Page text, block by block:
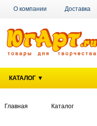
О компании Доставка
Наши магазины
КАТАЛОГ ▼
Главная Каталог